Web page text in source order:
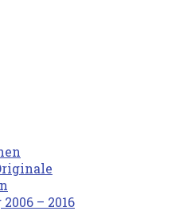
– 2016